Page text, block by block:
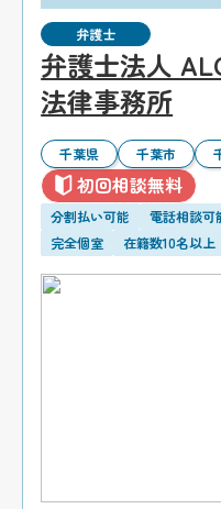
弁護士
弁護士法人
法律事務所
千葉県 千葉市
初回相談無料
分割払い可能 電話相談可
完全個室
在籍数10名以上